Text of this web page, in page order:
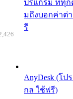
ปรแกรม ที่ทุก
มถึงบอกค่าต่
รี
AnyDesk (โ
กล ใช้ฟรี)